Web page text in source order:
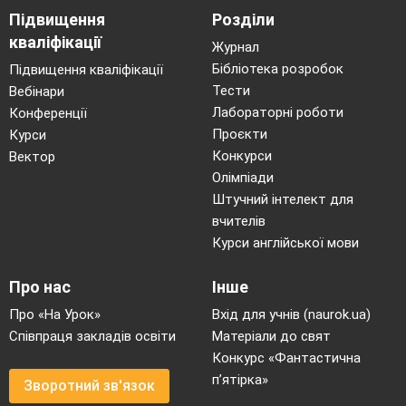
Силові вправи:
підтягування колін до грудей
драбині;
згинання-розгинання рук в
упорі ззаду на гімнастичній
драбині.
Підвищення
кваліфікації
Підвищення кваліфікації
Вебінари
Конференції
Курси
Вектор
Розділи
Журнал
Бібліотека розробок
Тести
Лабораторні роботи
Проєкти
Конкурси
Олімпіади
Штучний інтелект для
вчителів
Курси англійської мови
Про нас
Про «На Урок»
Співпраця закладів освіти
Зворотний зв'язок
Інше
Вхід для учнів (naurok.ua)
Матеріали до свят
Конкурс «Фантастична
п’ятірка»